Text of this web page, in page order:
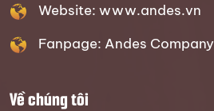
Website: www.andes.vn
Fanpage: Andes Company
Về chúng tôi